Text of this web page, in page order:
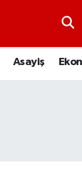
Asayiş